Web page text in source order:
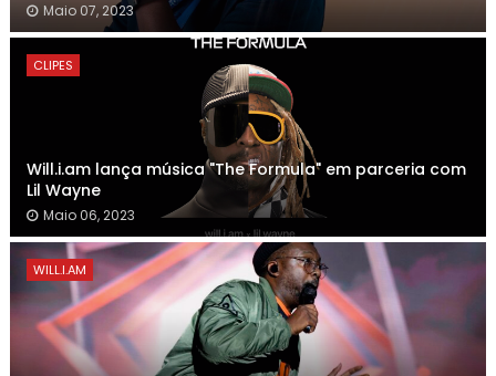
Maio 07, 2023
CLIPES
Will.i.am lança música "The Formula" em parceria com
Lil Wayne
Maio 06, 2023
WILL.I.AM